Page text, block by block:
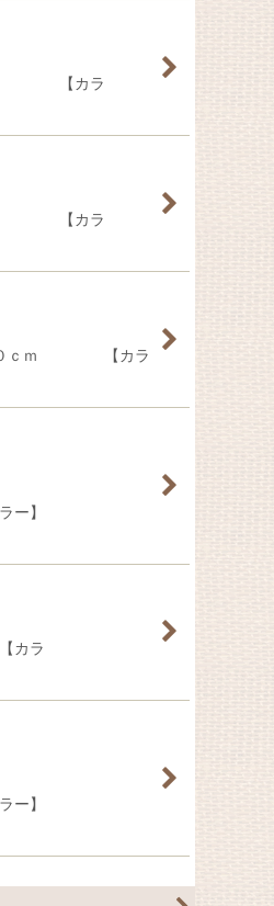
ｍ 【カラ
ｍ 【カラ
０ｃｍ 【カラ
【カラー】
ラ
【カラー】